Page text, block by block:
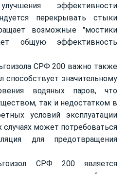
эффективности
перекрывать стыки
возможные "мостики
общую эффективность
СРФ 200 важно также
способствует значительному
водяных паров, что
так и недостатком в
условий эксплуатации
случаях может потребоваться
для предотвращения
СРФ 200 является